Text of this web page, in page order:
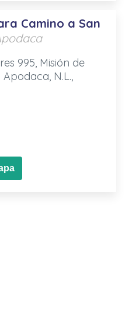
Camino a San
995, Misión de
Apodaca, N.L.,